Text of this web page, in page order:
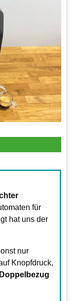
für
hat uns der
nur
Knopfdruck,
Doppelbezug